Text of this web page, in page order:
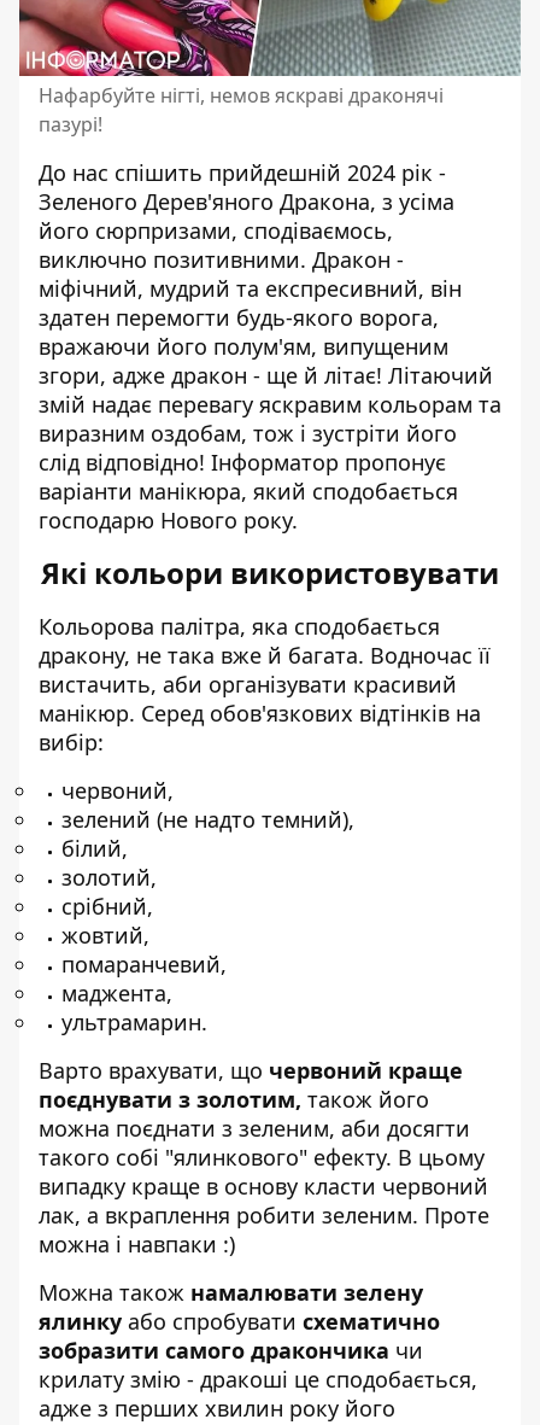
Нафарбуйте нігті, немов яскраві драконячі
пазурі!
До нас спішить прийдешній 2024 рік -
Зеленого Дерев'яного Дракона, з усіма
його сюрпризами, сподіваємось,
виключно позитивними. Дракон -
міфічний, мудрий та експресивний, він
здатен перемогти будь-якого ворога,
вражаючи його полум'ям, випущеним
згори, адже дракон - ще й літає! Літаючий
змій надає перевагу яскравим кольорам та
виразним оздобам, тож і зустріти його
слід відповідно! Інформатор пропонує
варіанти манікюра, який сподобається
господарю Нового року.
Які кольори використовувати
Кольорова палітра, яка сподобається
дракону, не така вже й багата. Водночас її
вистачить, аби організувати красивий
манікюр. Серед обов'язкових відтінків на
вибір:
червоний,
зелений (не надто темний),
білий,
золотий,
срібний,
жовтий,
помаранчевий,
маджента,
ультрамарин.
Варто врахувати, що червоний краще
поєднувати з золотим, також його
можна поєднати з зеленим, аби досягти
такого собі "ялинкового" ефекту. В цьому
випадку краще в основу класти червоний
лак, а вкраплення робити зеленим. Проте
можна і навпаки :)
Можна також намалювати зелену
ялинку або спробувати схематично
зобразити самого дракончика чи
крилату змію - дракоші це сподобається,
адже з перших хвилин року його